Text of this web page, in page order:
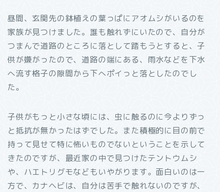
昼間、玄関先の鉢植えの葉っぱにアオムシがいるのを
家族が見つけました。誰も触れずにいたので、自分が
つまんで道路のところに落として踏もうとすると、子
供が嫌がったので、道路の端にある、雨水などを下水
へ流す格子の隙間から下へポイっと落としたのでし
た。
子供がもっと小さな頃には、虫に触るのに今よりずっ
と抵抗が無かったはずでした。また積極的に目の前で
持って見せて特に怖いものでないということを示して
きたのですが、最近家の中で見つけたテントウムシ
や、ハエトリグモなどもいやがります。面白いのは一
方で、カナヘビは、自分は苦手で触れないのですが、